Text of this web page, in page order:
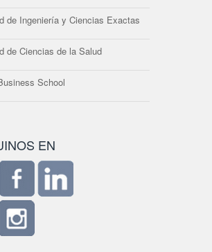
de Ingeniería y Ciencias Exactas
de Ciencias de la Salud
School
EN